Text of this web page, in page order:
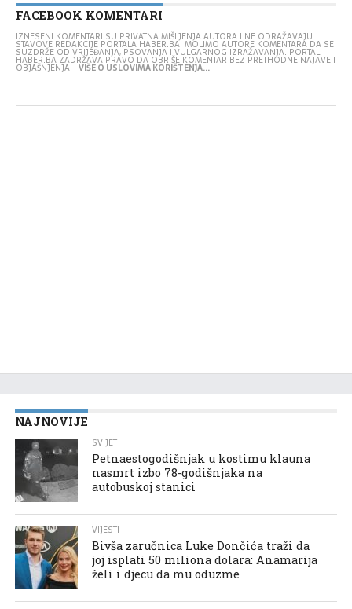
FACEBOOK KOMENTARI
IZNESENI KOMENTARI SU PRIVATNA MIŠLJENJA AUTORA I NE ODRAŽAVAJU
STAVOVE REDAKCIJE PORTALA HABER.BA. MOLIMO AUTORE KOMENTARA DA SE
SUZDRŽE OD VRIJEĐANJA, PSOVANJA I VULGARNOG IZRAŽAVANJA. PORTAL
HABER.BA ZADRŽAVA PRAVO DA OBRIŠE KOMENTAR BEZ PRETHODNE NAJAVE I
OBJAŠNJENJA -VIŠE O USLOVIMA KORIŠTENJA...
NAJNOVIJE
SVIJET
Petnaestogodišnjak u kostimu klauna
nasmrt izbo 78-godišnjaka na
autobuskoj stanici
VIJESTI
Bivša zaručnica Luke Dončića traži da
joj isplati 50 miliona dolara: Anamarija
želi i djecu da mu oduzme